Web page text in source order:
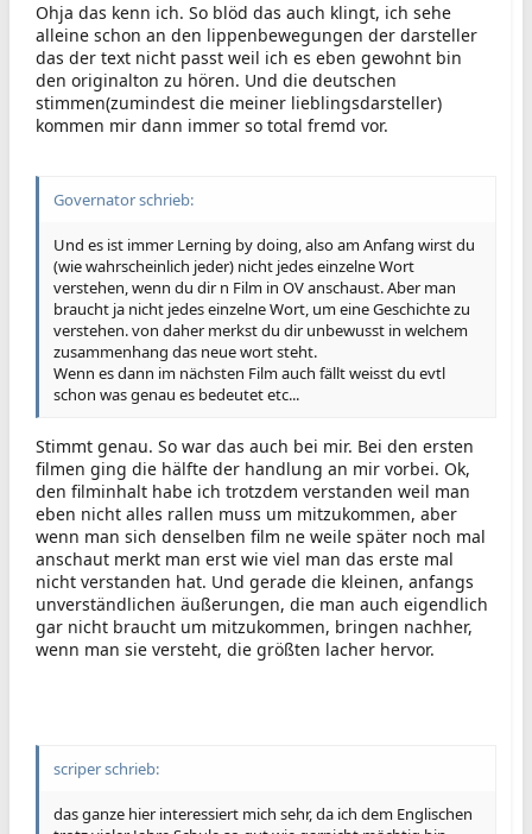
Ohja das kenn ich. So blöd das auch klingt, ich sehe
alleine schon an den lippenbewegungen der darsteller
das der text nicht passt weil ich es eben gewohnt bin
den originalton zu hören. Und die deutschen
stimmen(zumindest die meiner lieblingsdarsteller)
kommen mir dann immer so total fremd vor.
Governator schrieb:
Und es ist immer Lerning by doing, also am Anfang wirst du
(wie wahrscheinlich jeder) nicht jedes einzelne Wort
verstehen, wenn du dir n Film in OV anschaust. Aber man
braucht ja nicht jedes einzelne Wort, um eine Geschichte zu
verstehen. von daher merkst du dir unbewusst in welchem
zusammenhang das neue wort steht.
Wenn es dann im nächsten Film auch fällt weisst du evtl
schon was genau es bedeutet etc...
Stimmt genau. So war das auch bei mir. Bei den ersten
filmen ging die hälfte der handlung an mir vorbei. Ok,
den filminhalt habe ich trotzdem verstanden weil man
eben nicht alles rallen muss um mitzukommen, aber
wenn man sich denselben film ne weile später noch mal
anschaut merkt man erst wie viel man das erste mal
nicht verstanden hat. Und gerade die kleinen, anfangs
unverständlichen äußerungen, die man auch eigendlich
gar nicht braucht um mitzukommen, bringen nachher,
wenn man sie versteht, die größten lacher hervor.
scriper schrieb:
das ganze hier interessiert mich sehr, da ich dem Englischen